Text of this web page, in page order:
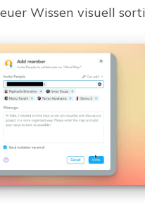
Wissen visuell